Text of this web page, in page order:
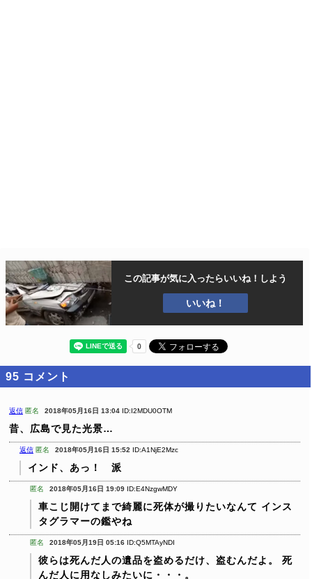
この記事が気に入ったらいいね！しよう
いいね！
95 コメント
返信 匿名 2018年05月16日 13:04 ID:I2MDU0OTM
昔、広島で見た光景…
返信 匿名 2018年05月16日 15:52 ID:A1NjE2Mzc
インド、あっ！ 派
匿名 2018年05月16日 19:09 ID:E4NzgwMDY
車こじ開けてまで綺麗に死体が撮りたいなんて インス
タグラマーの鑑やね
匿名 2018年05月19日 05:16 ID:Q5MTAyNDI
彼らは死んだ人の遺品を盗めるだけ、盗むんだよ。
死
んだ人に用なしみたいに・・・。